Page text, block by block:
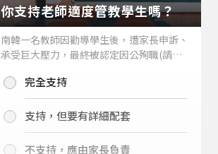
你支持老師適度管教學生嗎？
南韓一名教師因勸導學生後，遭家長申訴、
承受巨大壓力，最終被認定因公殉職(請見
你支持老師適度管教學生嗎？
完全支持
支持，但要有詳細配套
不支持，應由家長負責